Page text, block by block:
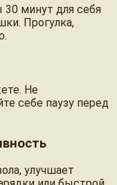
минут для себя
Прогулка,
Не
себе паузу перед
улучшает